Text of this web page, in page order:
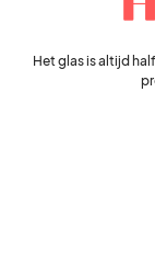
Het glas is altijd